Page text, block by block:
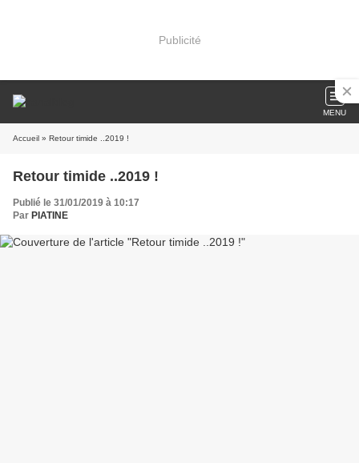
Publicité
MENU
Accueil » Retour timide ..2019 !
Retour timide ..2019 !
Publié le 31/01/2019 à 10:17
Par PIATINE